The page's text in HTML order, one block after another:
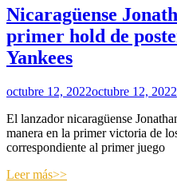
Nicaragüense
primer hold de
Yankees
octubre 12, 2022octubre 12, 2022
El lanzador nicaragüense
manera en la primer victoria de
correspondiente al primer juego
Leer más>>